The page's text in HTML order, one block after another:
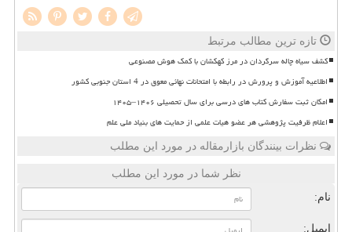
تازه ترین مطالب مرتبط
کشف سیاه چاله سرگردان در مرز کهکشان با کمک هوش مصنوعی
اطلاعیه آموزش و پرورش در رابطه با امتحانات نهائی معوق در 4 استان جنوبی کشور
امکان ثبت سفارش کتاب های درسی برای سال تحصیلی ۱۴۰۶–۱۴۰۵
اعلام ظرفیت پژوهشی هر عضو هیات علمی از حمایت های بنیاد ملی علم
نظرات بینندگان بازارمقاله در مورد این مطلب
نظر شما در مورد این مطلب
نام:
ایمیل: